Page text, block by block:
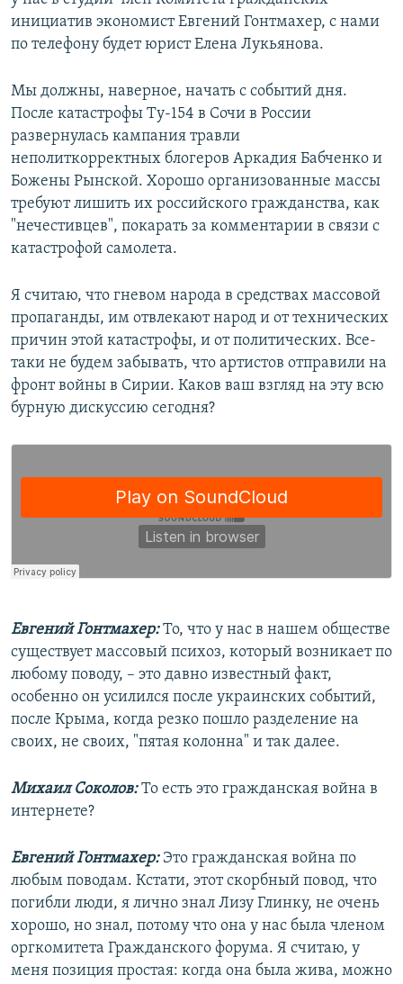
инициатив экономист Евгений Гонтмахер, с нами
по телефону будет юрист Елена Лукьянова.
Мы должны, наверное, начать с событий дня.
После катастрофы Ту-154 в Сочи в России
развернулась кампания травли
неполиткорректных блогеров Аркадия Бабченко и
Божены Рынской. Хорошо организованные массы
требуют лишить их российского гражданства, как
"нечестивцев", покарать за комментарии в связи с
катастрофой самолета.
Я считаю, что гневом народа в средствах массовой
пропаганды, им отвлекают народ и от технических
причин этой катастрофы, и от политических. Все-
таки не будем забывать, что артистов отправили на
фронт войны в Сирии. Каков ваш взгляд на эту всю
бурную дискуссию сегодня?
Евгений Гонтмахер:То, что у нас в нашем обществе
существует массовый психоз, который возникает по
любому поводу, – это давно известный факт,
особенно он усилился после украинских событий,
после Крыма, когда резко пошло разделение на
своих, не своих, "пятая колонна" и так далее.
Михаил Соколов:То есть это гражданская война в
интернете?
Евгений Гонтмахер: Это гражданская война по
любым поводам. Кстати, этот скорбный повод, что
погибли люди, я лично знал Лизу Глинку, не очень
хорошо, но знал, потому что она у нас была членом
оргкомитета Гражданского форума. Я считаю, у
меня позиция простая: когда она была жива, можно